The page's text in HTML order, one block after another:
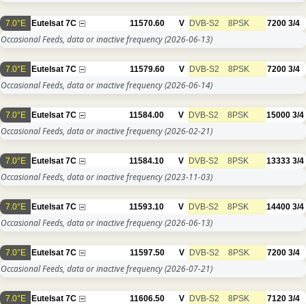
7.0°E Eutelsat 7C 11570.60 V DVB-S2 8PSK 7200 3/4
Occasional Feeds, data or inactive frequency(2026-06-13)
7.0°E Eutelsat 7C 11579.60 V DVB-S2 8PSK 7200 3/4
Occasional Feeds, data or inactive frequency(2026-06-14)
7.0°E Eutelsat 7C 11584.00 V DVB-S2 8PSK 15000 3/4
Occasional Feeds, data or inactive frequency(2026-02-21)
7.0°E Eutelsat 7C 11584.10 V DVB-S2 8PSK 13333 3/4
Occasional Feeds, data or inactive frequency(2023-11-03)
7.0°E Eutelsat 7C 11593.10 V DVB-S2 8PSK 14400 3/4
Occasional Feeds, data or inactive frequency(2026-06-13)
7.0°E Eutelsat 7C 11597.50 V DVB-S2 8PSK 7200 3/4
Occasional Feeds, data or inactive frequency(2026-07-21)
7.0°E Eutelsat 7C 11606.50 V DVB-S2 8PSK 7120 3/4